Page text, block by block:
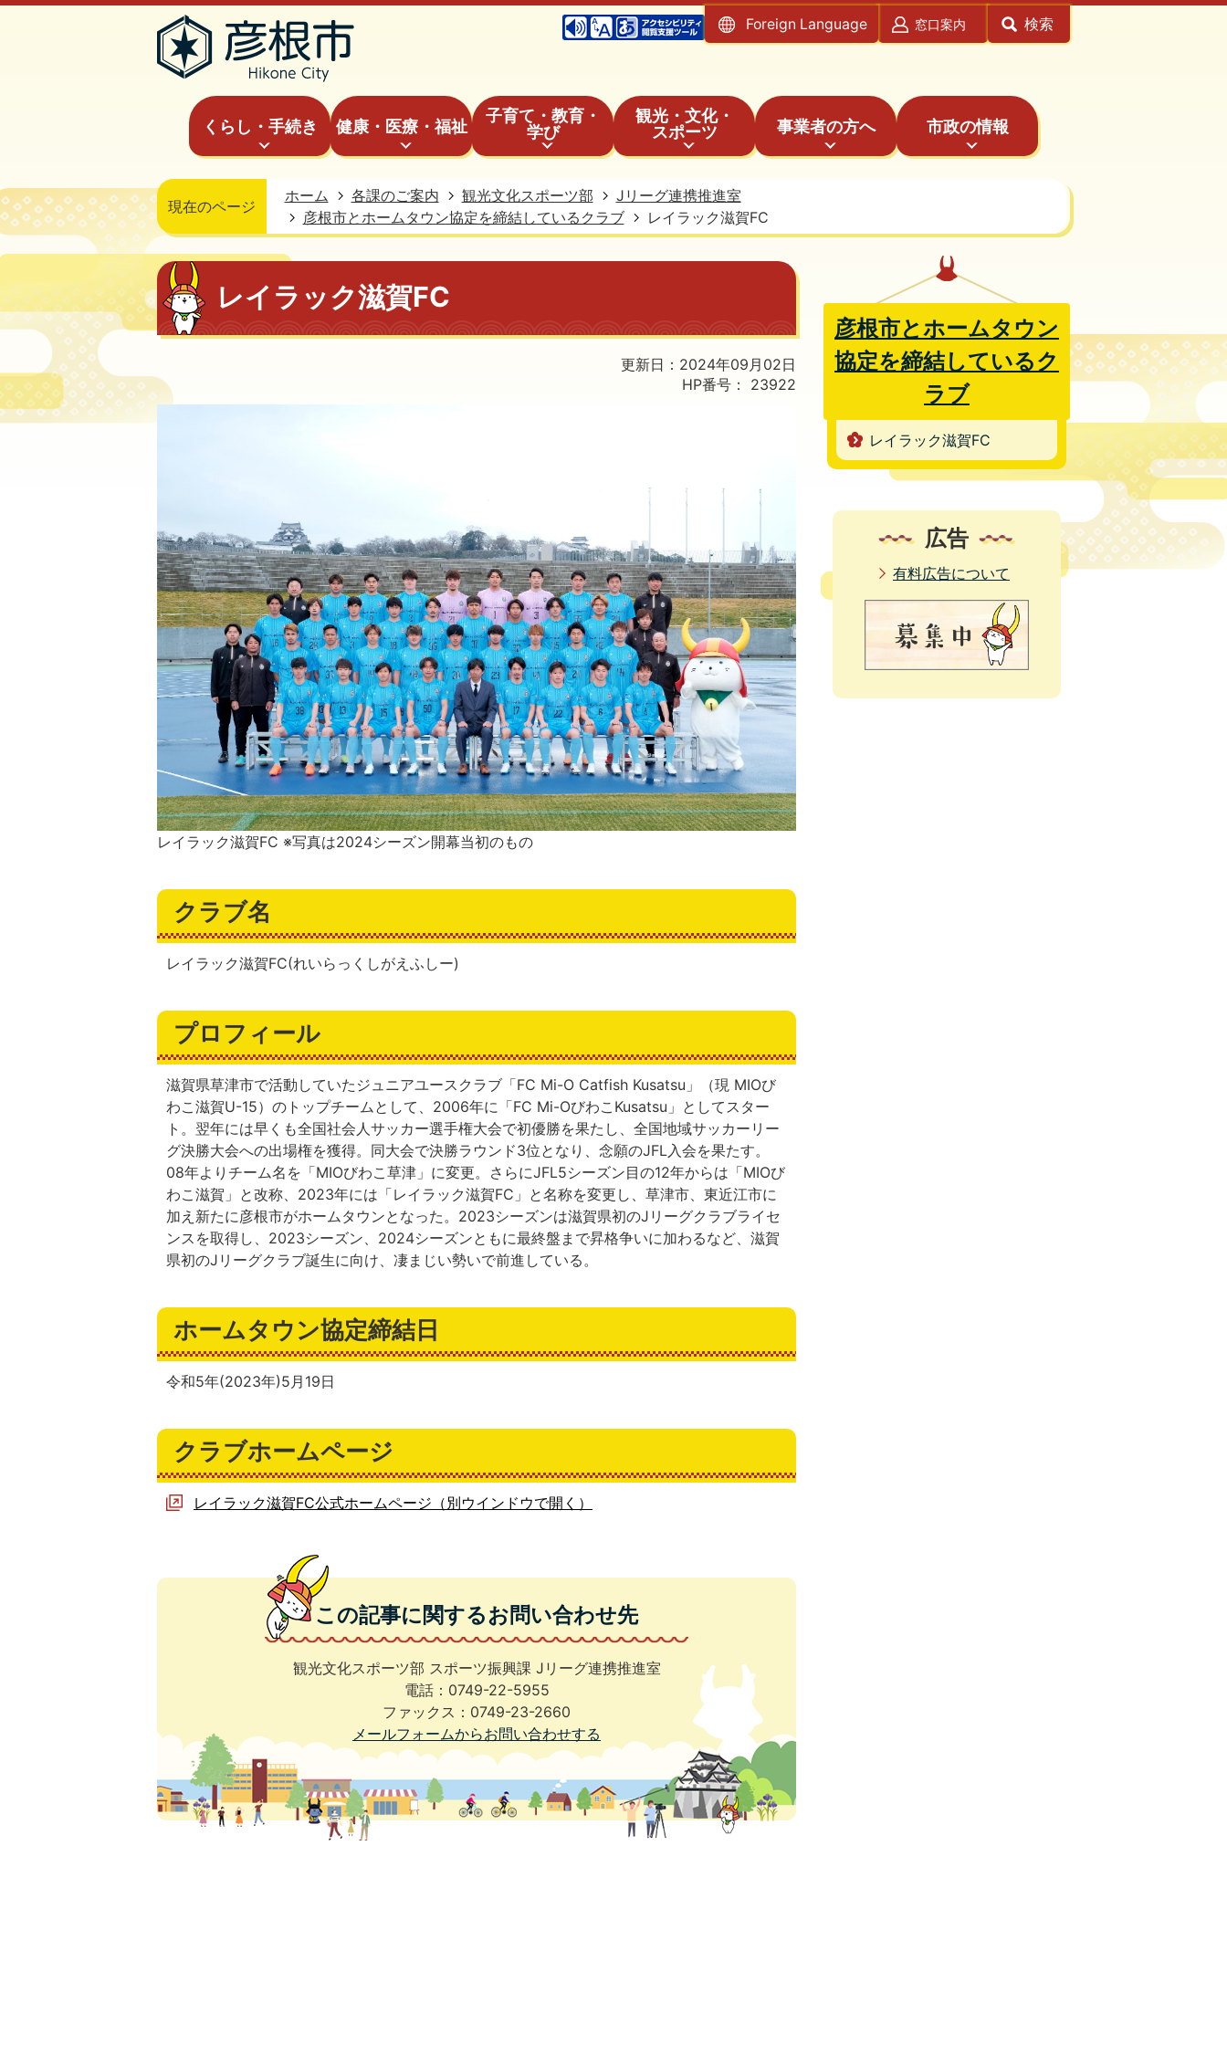
Foreign Language 窓口案内 検索
くらし・手続き 健康・医療・福祉
子育て・教育・
学び
観光・文化・
スポーツ
事業者の方へ 市政の情報
現在のページ
ホーム 各課のご案内 観光文化スポーツ部
Jリーグ連携推進室
彦根市とホームタウン協定を締結しているクラブ
レイラック滋賀FC
レイラック滋賀FC
更新日：2024年09月02日
HP番号：
23922
レイラック滋賀FC ※写真は2024シーズン開幕当初のもの
クラブ名
レイラック滋賀FC(れいらっくしがえふしー)
プロフィール
滋賀県草津市で活動していたジュニアユースクラブ「FC Mi-O Catfish Kusatsu」（現 MIOび
わこ滋賀U-15）のトップチームとして、2006年に「FC Mi-OびわこKusatsu」としてスター
ト。翌年には早くも全国社会人サッカー選手権大会で初優勝を果たし、全国地域サッカーリー
グ決勝大会への出場権を獲得。同大会で決勝ラウンド3位となり、念願のJFL入会を果たす。
08年よりチーム名を「MIOびわこ草津」に変更。さらにJFL5シーズン目の12年からは「MIOび
わこ滋賀」と改称、2023年には「レイラック滋賀FC」と名称を変更し、草津市、東近江市に
加え新たに彦根市がホームタウンとなった。2023シーズンは滋賀県初のJリーグクラブライセ
ンスを取得し、2023シーズン、2024シーズンともに最終盤まで昇格争いに加わるなど、滋賀
県初のJリーグクラブ誕生に向け、凄まじい勢いで前進している。
ホームタウン協定締結日
令和5年(2023年)5月19日
クラブホームページ
レイラック滋賀FC公式ホームページ（別ウインドウで開く）
この記事に関するお問い合わせ先
観光文化スポーツ部 スポーツ振興課 Jリーグ連携推進室
電話：0749-22-5955
ファックス：0749-23-2660
メールフォームからお問い合わせする
彦根市とホームタウン
協定を締結しているク
ラブ
レイラック滋賀FC
広告
有料広告について